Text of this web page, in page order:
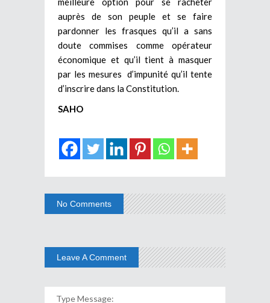
auprès de son peuple et se faire
pardonner les frasques qu’il a sans
doute commises comme opérateur
économique et qu’il tient à masquer
par les mesures d’impunité qu’il tente
d’inscrire dans la Constitution.
SAHO
No Comments
Leave A Comment